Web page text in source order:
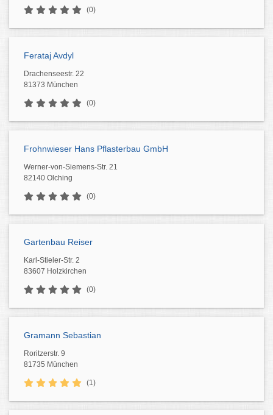
(0)
Ferataj Avdyl
Drachenseestr. 22
81373 München
(0)
Frohnwieser Hans Pflasterbau GmbH
Werner-von-Siemens-Str. 21
82140 Olching
(0)
Gartenbau Reiser
Karl-Stieler-Str. 2
83607 Holzkirchen
(0)
Gramann Sebastian
Roritzerstr. 9
81735 München
(1)